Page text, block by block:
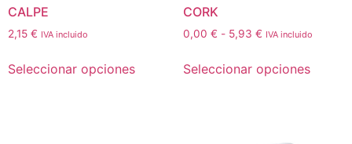
CALPE
2,15 € IVA incluido
Seleccionar opciones
CORK
0,00 € - 5,93 € IVA incluido
Seleccionar opciones